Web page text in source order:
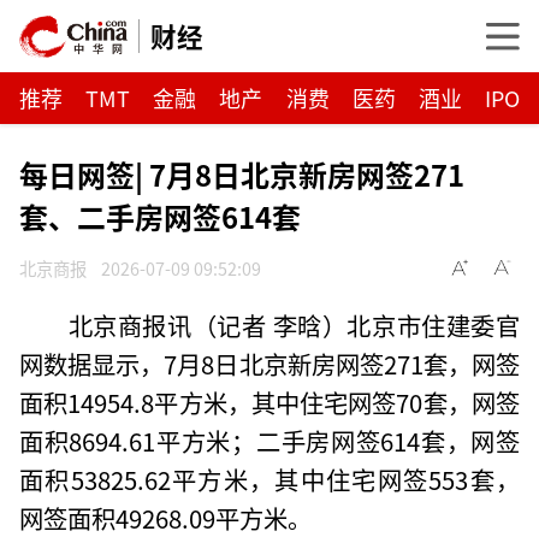
财经
推荐 TMT 金融 地产 消费 医药 酒业 IPO
每日网签| 7月8日北京新房网签271
套、二手房网签614套
北京商报 2026-07-09 09:52:09
北京商报讯（记者 李晗）北京市住建委官
网数据显示，7月8日北京新房网签271套，网签
面积14954.8平方米，其中住宅网签70套，网签
面积8694.61平方米；二手房网签614套，网签
面积53825.62平方米，其中住宅网签553套，
网签面积49268.09平方米。